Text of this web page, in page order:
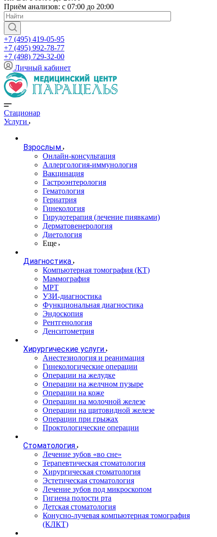
Приём анализов: с 07:00 до 20:00
+7 (495) 419-05-95
+7 (495) 992-78-77
+7 (498) 729-32-00
Личный кабинет
Стационар
Услуги
Взрослым
Онлайн-консультация
Аллергология-иммунология
Вакцинация
Гастроэнтерология
Гематология
Гериатрия
Гинекология
Гирудотерапия (лечение пиявками)
Дерматовенерология
Диетология
Еще
Диагностика
Компьютерная томография (КТ)
Маммография
МРТ
УЗИ-диагностика
Функциональная диагностика
Эндоскопия
Рентгенология
Денситометрия
Хирургические услуги
Анестезиология и реанимация
Гинекологические операции
Операции на желудке
Операции на желчном пузыре
Операции на коже
Операции на молочной железе
Операции на щитовидной железе
Операции при грыжах
Проктологические операции
Стоматология
Лечение зубов «во сне»
Терапевтическая стоматология
Хирургическая стоматология
Эстетическая стоматология
Лечение зубов под микроскопом
Гигиена полости рта
Детская стоматология
Конусно-лучевая компьютерная томография
(КЛКТ)